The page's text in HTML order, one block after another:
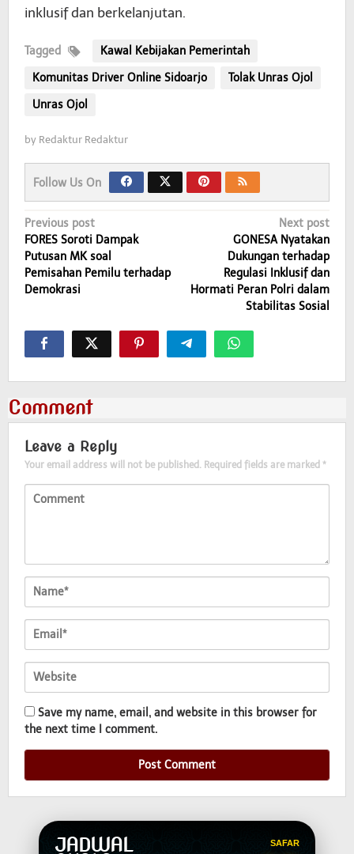
inklusif dan berkelanjutan.
Tagged
Kawal Kebijakan Pemerintah
Komunitas Driver Online Sidoarjo
Tolak Unras Ojol
Unras Ojol
by Redaktur Redaktur
Follow Us On
Post
navigation
Previous post
FORES Soroti Dampak
Putusan MK soal
Pemisahan Pemilu terhadap
Demokrasi
Next post
GONESA Nyatakan
Dukungan terhadap
Regulasi Inklusif dan
Hormati Peran Polri dalam
Stabilitas Sosial
Comment
Leave a Reply
Your email address will not be published. Required fields are marked *
Save my name, email, and website in this browser for
the next time I comment.
JADWAL SAFAR